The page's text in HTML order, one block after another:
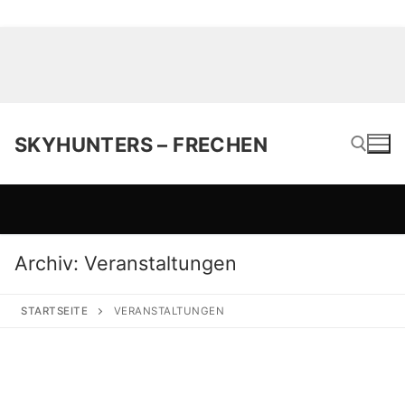
SKYHUNTERS – FRECHEN
Archiv: Veranstaltungen
STARTSEITE VERANSTALTUNGEN